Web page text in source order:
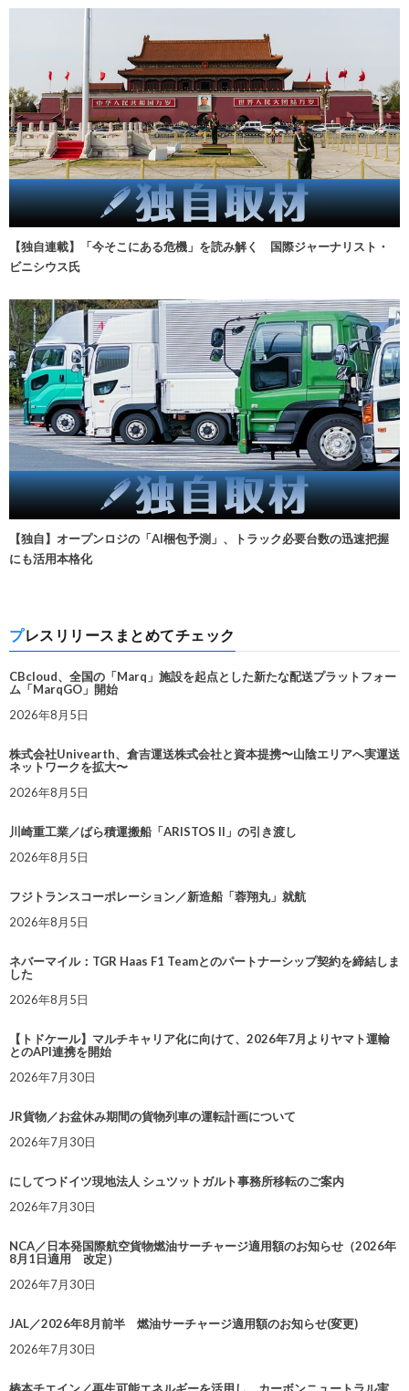
【独自連載】「今そこにある危機」を読み解く 国際ジャーナリスト・
ビニシウス氏
【独自】オープンロジの「AI梱包予測」、トラック必要台数の迅速把握
にも活用本格化
プレスリリースまとめてチェック
CBcloud、全国の「Marq」施設を起点とした新たな配送プラットフォー
ム「MarqGO」開始
2026年8月5日
株式会社Univearth、倉吉運送株式会社と資本提携〜山陰エリアへ実運送
ネットワークを拡大〜
2026年8月5日
川崎重工業／ばら積運搬船「ARISTOS II」の引き渡し
2026年8月5日
フジトランスコーポレーション／新造船「蓉翔丸」就航
2026年8月5日
ネバーマイル：TGR Haas F1 Teamとのパートナーシップ契約を締結しま
した
2026年8月5日
【トドケール】マルチキャリア化に向けて、2026年7月よりヤマト運輸
とのAPI連携を開始
2026年7月30日
JR貨物／お盆休み期間の貨物列車の運転計画について
2026年7月30日
にしてつドイツ現地法人 シュツットガルト事務所移転のご案内
2026年7月30日
NCA／日本発国際航空貨物燃油サーチャージ適用額のお知らせ（2026年
8月1日適用 改定）
2026年7月30日
JAL／2026年8月前半 燃油サーチャージ適用額のお知らせ(変更)
2026年7月30日
椿本チエイン／再生可能エネルギーを活用し、カーボンニュートラル実